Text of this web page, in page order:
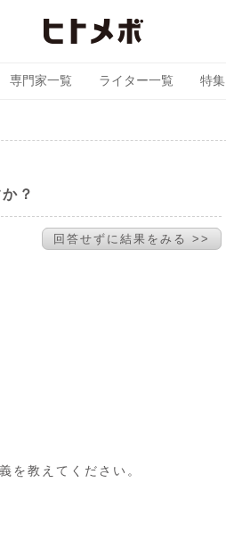
専門家一覧 ライター一覧 特集
？
回答せずに結果をみる >>
を教えてください。